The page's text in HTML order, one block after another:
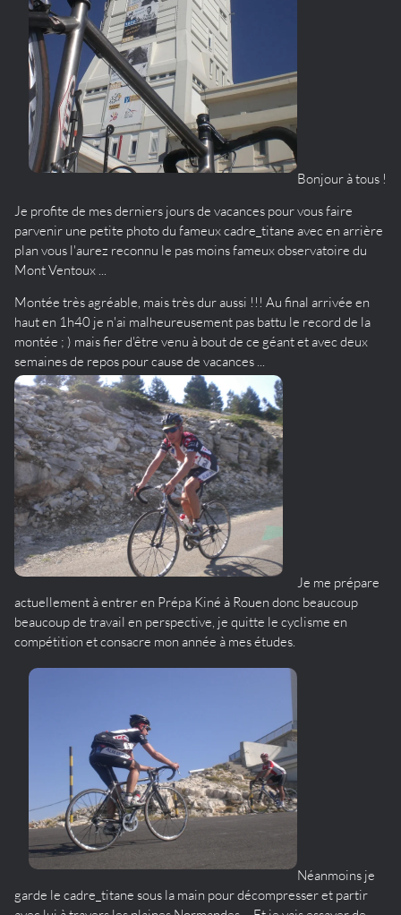
Bonjour à tous !
Je profite de mes derniers jours de vacances pour vous faire
parvenir une petite photo du fameux cadre_titane avec en arrière
plan vous l'aurez reconnu le pas moins fameux observatoire du
Mont Ventoux ...
Montée très agréable, mais très dur aussi !!! Au final arrivée en
haut en 1h40 je n'ai malheureusement pas battu le record de la
montée ; ) mais fier d'être venu à bout de ce géant et avec deux
semaines de repos pour cause de vacances ...
Je me prépare
actuellement à entrer en Prépa Kiné à Rouen donc beaucoup
beaucoup de travail en perspective, je quitte le cyclisme en
compétition et consacre mon année à mes études.
Néanmoins je
garde le cadre_titane sous la main pour décompresser et partir